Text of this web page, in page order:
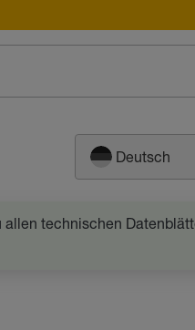
Deutsch
technischen